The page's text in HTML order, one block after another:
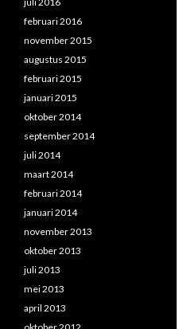
februari 2016
november 2015
augustus 2015
februari 2015
januari 2015
oktober 2014
september 2014
juli 2014
maart 2014
februari 2014
januari 2014
november 2013
oktober 2013
juli 2013
mei 2013
april 2013